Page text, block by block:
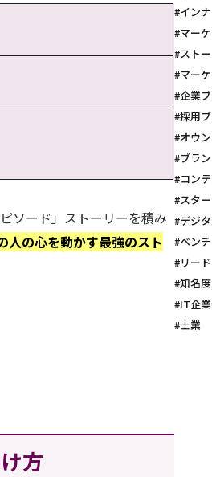
ソード」ストーリーを積み
人の心を動かす最強のスト
方
#イン
#マー
#スト
#マー
#企業
#採用
#オウ
#ブラ
#コン
#スタ
#デジ
#ベン
#リー
#知名
#IT企業
#士業